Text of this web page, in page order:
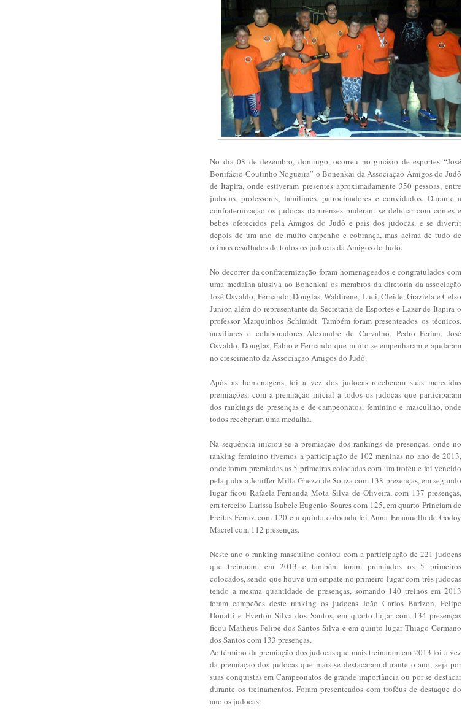
No dia 08 de dezembro, domingo, ocorreu no ginásio de esportes “José
Bonifácio Coutinho Nogueira” o Bonenkai da Associação Amigos do Judô
de Itapira, onde estiveram presentes aproximadamente 350 pessoas, entre
judocas, professores, familiares, patrocinadores e convidados. Durante a
confraternização os judocas itapirenses puderam se deliciar com comes e
bebes oferecidos pela Amigos do Judô e pais dos judocas, e se divertir
depois de um ano de muito empenho e cobrança, mas acima de tudo de
ótimos resultados de todos os judocas da Amigos do Judô.
No decorrer da confraternização foram homenageados e congratulados com
uma medalha alusiva ao Bonenkai os membros da diretoria da associação
José Osvaldo, Fernando, Douglas, Waldirene, Luci, Cleide, Graziela e Celso
Junior, além do representante da Secretaria de Esportes e Lazer de Itapira o
professor Marquinhos Schimidt. Também foram presenteados os técnicos,
auxiliares e colaboradores Alexandre de Carvalho, Pedro Ferian, José
Osvaldo, Douglas, Fabio e Fernando que muito se empenharam e ajudaram
no crescimento da Associação Amigos do Judô.
Após as homenagens, foi a vez dos judocas receberem suas merecidas
premiações, com a premiação inicial a todos os judocas que participaram
dos rankings de presenças e de campeonatos, feminino e masculino, onde
todos receberam uma medalha.
Na sequência iniciou-se a premiação dos rankings de presenças, onde no
ranking feminino tivemos a participação de 102 meninas no ano de 2013,
onde foram premiadas as 5 primeiras colocadas com um troféu e foi vencido
pela judoca Jeniffer Milla Ghezzi de Souza com 138 presenças, em segundo
lugar ficou Rafaela Fernanda Mota Silva de Oliveira, com 137 presenças,
em terceiro Larissa Isabele Eugenio Soares com 125, em quarto Princiam de
Freitas Ferraz com 120 e a quinta colocada foi Anna Emanuella de Godoy
Maciel com 112 presenças.
Neste ano o ranking masculino contou com a participação de 221 judocas
que treinaram em 2013 e também foram premiados os 5 primeiros
colocados, sendo que houve um empate no primeiro lugar com três judocas
tendo a mesma quantidade de presenças, somando 140 treinos em 2013
foram campeões deste ranking os judocas João Carlos Barizon, Felipe
Donatti e Everton Silva dos Santos, em quarto lugar com 134 presenças
ficou Matheus Felipe dos Santos Silva e em quinto lugar Thiago Germano
dos Santos com 133 presenças.
Ao término da premiação dos judocas que mais treinaram em 2013 foi a vez
da premiação dos judocas que mais se destacaram durante o ano, seja por
suas conquistas em Campeonatos de grande importância ou por se destacar
durante os treinamentos. Foram presenteados com troféus de destaque do
ano os judocas: